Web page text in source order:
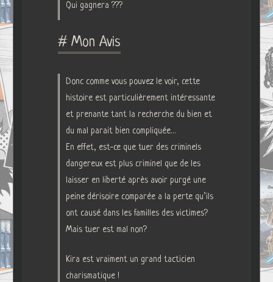
Qui gagnera ???
# Mon Avis
Donc comme vous pouvez le voir, cette
histoire est particulièrement intéressante
et prenante tant la recherche du bien et
du mal parait bien compliquée…
En effet, est-ce que tuer des criminels
dangereux est plus criminel que de les
laisser en liberté après avoir purgé une
peine dérisoire comparée a la perte qu’ils
ont causé dans les familles des victimes?
Mais tuer est mal non?
Kira est vraiment un grand tacticien
charismatique !